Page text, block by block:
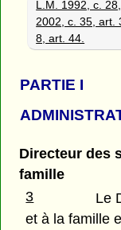
L.M. 1992, c.
2002, c. 35, art.
8, art. 44.
PARTIE I
Directeur des
famille
3
Le
et à la famille